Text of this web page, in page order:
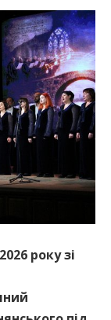
року зі